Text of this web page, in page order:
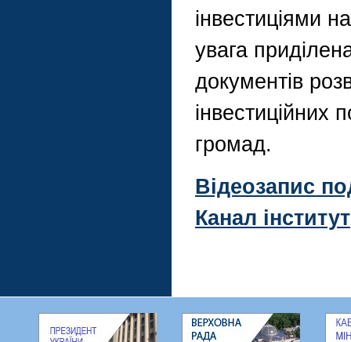
інвестиціями
увага
документів
інвестиційних
громад.
Відеозапис
Канал